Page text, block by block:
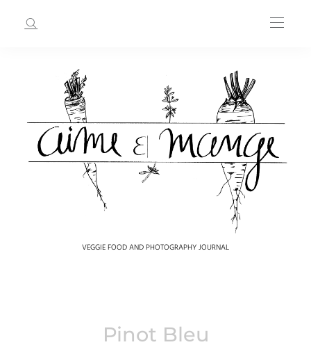
VEGGIE FOOD AND PHOTOGRAPHY JOURNAL
Pinot Bleu